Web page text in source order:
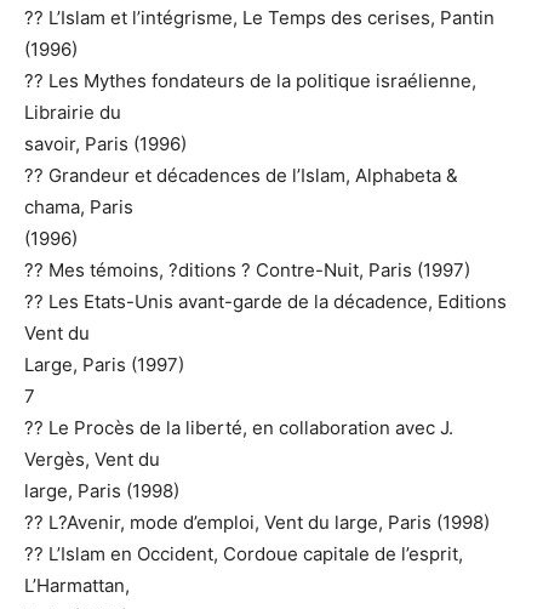
?? L’Islam et l’intégrisme, Le Temps des cerises, Pantin
(1996)
?? Les Mythes fondateurs de la politique israélienne,
Librairie du
savoir, Paris (1996)
?? Grandeur et décadences de l’Islam, Alphabeta &
chama, Paris
(1996)
?? Mes témoins, ?ditions ? Contre-Nuit, Paris (1997)
?? Les Etats-Unis avant-garde de la décadence, Editions
Vent du
Large, Paris (1997)
7
?? Le Procès de la liberté, en collaboration avec J.
Vergès, Vent du
large, Paris (1998)
?? L?Avenir, mode d’emploi, Vent du large, Paris (1998)
?? L’Islam en Occident, Cordoue capitale de l’esprit,
L’Harmattan,